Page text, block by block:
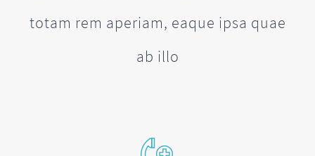
totam rem aperiam, eaque ipsa quae
ab illo